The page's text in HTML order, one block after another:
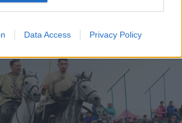
Data Access Privacy Policy